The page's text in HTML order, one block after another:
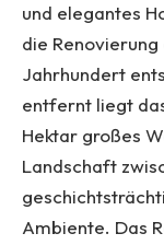
und elegantes
die Renovierung
Jahrhundert
entfernt liegt
Hektar großes
Landschaft
Ambiente. Das